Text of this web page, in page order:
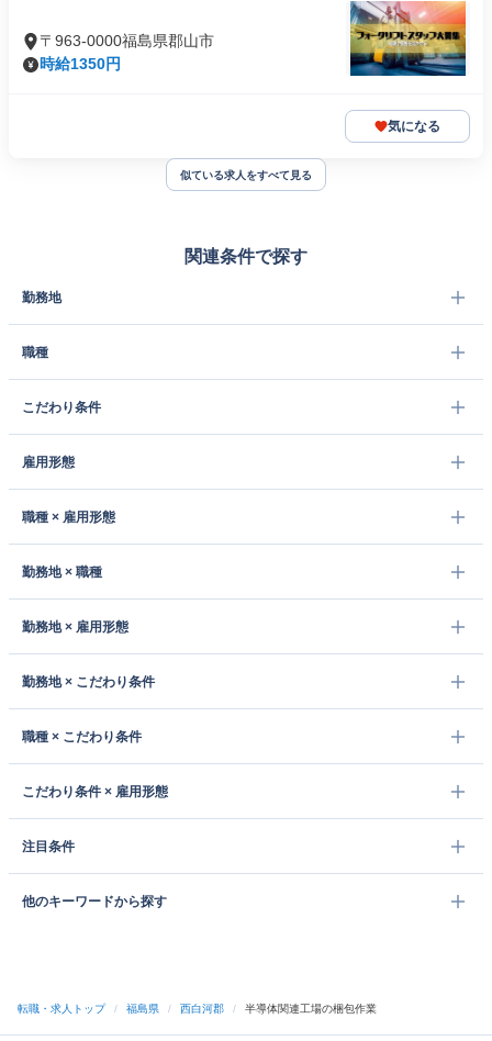
〒963-0000福島県郡山市
時給1350円
気になる
似ている求人をすべて見る
関連条件で探す
勤務地
職種
こだわり条件
雇用形態
職種 × 雇用形態
勤務地 × 職種
勤務地 × 雇用形態
勤務地 × こだわり条件
職種 × こだわり条件
こだわり条件 × 雇用形態
注目条件
他のキーワードから探す
転職・求人トップ / 福島県 / 西白河郡 / 半導体関連工場の梱包作業